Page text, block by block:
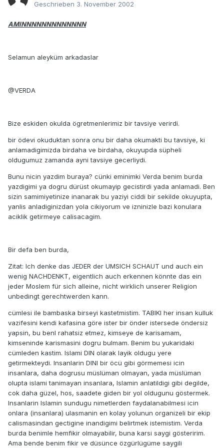
Geschrieben 3. November 2002
AMINNNNNNNNNNNNN
Selamun aleyküm arkadaslar
@VERDA
Bize eskiden okulda ögretmenlerimiz bir tavsiye verirdi.
bir ödevi okuduktan sonra onu bir daha okumakti bu tavsiye, ki
anlamadigimizda birdaha ve birdaha, okuyupda süpheli
oldugumuz zamanda ayni tavsiye gecerliydi.
Bunu nicin yazdim buraya? cünki eminimki Verda benim burda
yazdigimi ya dogru dürüst okumayip gecistirdi yada anlamadi. Ben
sizin samimiyetinize inanarak bu yaziyi ciddi bir sekilde okuyupta,
yanlis anladiginizdan yola cikiyorum ve izninizle bazi konulara
aciklik getirmeye calisacagim.
Bir defa ben burda,
Zitat: Ich denke das JEDER der UMSICH SCHAUT und auch ein
wenig NACHDENKT, eigentlich auch erkennen könnte das ein
jeder Moslem für sich alleine, nicht wirklich unserer Religion
unbedingt gerechtwerden kann.
cümlesi ile bambaska birseyi kastetmistim. TABIKI her insan kulluk
vazifesini kendi kafasina göre ister bir önder istersede öndersiz
yapsin, bu benI rahatsiz etmez, kimseye de karisamam,
kimseninde karismasini dogru bulmam. Benim bu yukaridaki
cümleden kastim. Islami DIN olarak layik oldugu yere
getirmekteydi. Insanlarin DINI bir öcü gibi görmemesi icin
insanlara, daha dogrusu müslüman olmayan, yada müslüman
olupta islami tanimayan insanlara, Islamin anlatildigi gibi degilde,
cok daha güzel, hos, saadete giden bir yol oldugunu göstermek.
Insanlarin Islamin sundugu nimetlerden faydalanabilmesi icin
onlara (insanlara) ulasmanin en kolay yolunun organizeli bir ekip
calismasindan gectigine inandigimi belirtmek istemistim. Verda
burda benimle hemfikir olmayabilir, buna karsi saygi gösteririm.
Ama bende benim fikir ve düsünce özgürlügüme saygili